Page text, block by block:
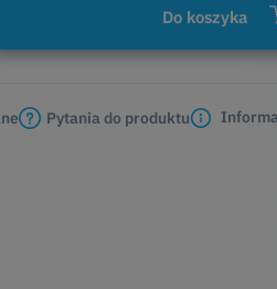
Do koszyka
Pytania do produktu